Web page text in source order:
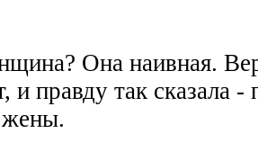
Она наивная.
правду так сказала -
жены.